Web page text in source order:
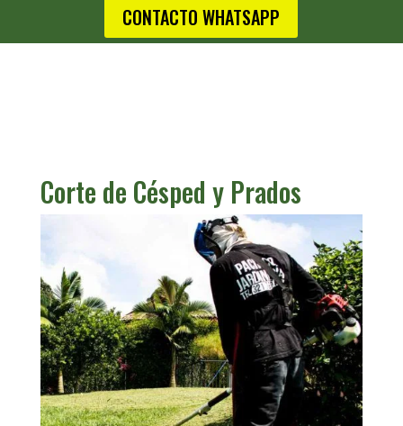
CONTACTO WHATSAPP
Corte de Césped y Prados